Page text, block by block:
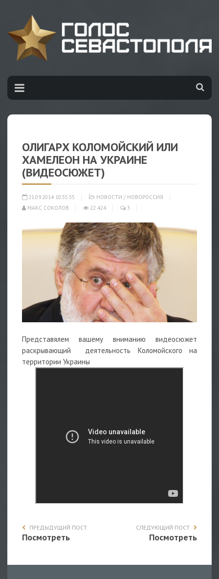
ОЛИГАРХ КОЛОМОЙСКИЙ ИЛИ
ХАМЕЛЕОН НА УКРАИНЕ
(ВИДЕОСЮЖЕТ)
21.09.2014 10:35:35 НОВОСТИ / НОВОРОССИЯ
МАКС СОКОЛОВ
22 424 3
Представялем вашему вниманию видеосюжет
раскрывающий деятельность Коломойского на
территории Украины
ПРЕДЫДУЩИЙ ПОСТ
Посмотреть
СЛЕДУЮЩИЙ ПОСТ
Посмотреть